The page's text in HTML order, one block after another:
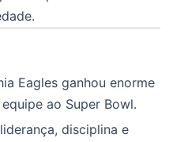
Eagles ganhou enorme
ao Super Bowl.
disciplina e